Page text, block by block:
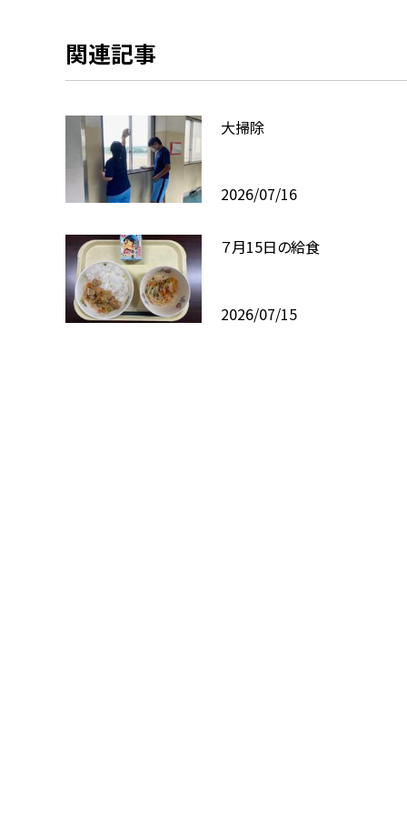
関連記事
大掃除
2026/07/16
７月15日の給食
2026/07/15